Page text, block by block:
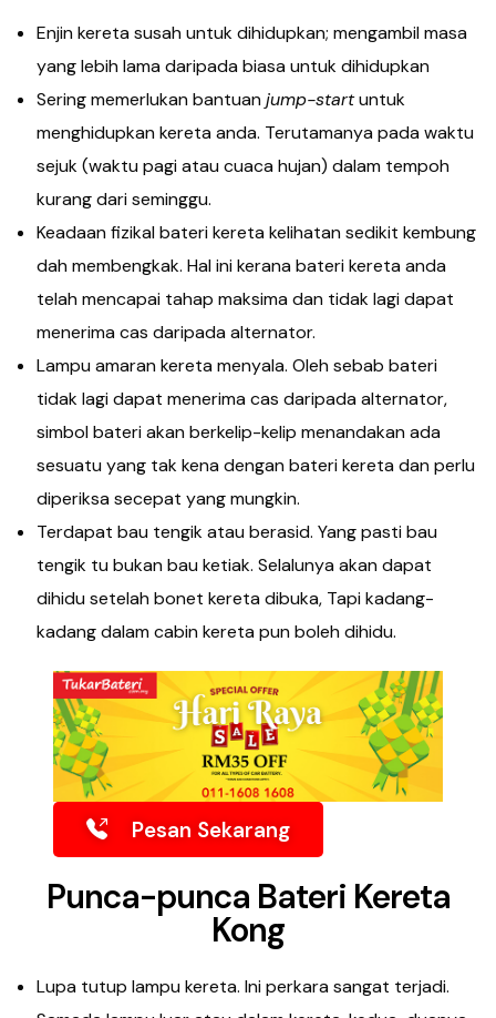
Enjin kereta susah untuk dihidupkan; mengambil masa
yang lebih lama daripada biasa untuk dihidupkan
Sering memerlukan bantuanjump-startuntuk
menghidupkan kereta anda. Terutamanya pada waktu
sejuk (waktu pagi atau cuaca hujan) dalam tempoh
kurang dari seminggu.
Keadaan fizikal bateri kereta kelihatan sedikit kembung
dah membengkak. Hal ini kerana bateri kereta anda
telah mencapai tahap maksima dan tidak lagi dapat
menerima cas daripada alternator.
Lampu amaran kereta menyala. Oleh sebab bateri
tidak lagi dapat menerima cas daripada alternator,
simbol bateri akan berkelip-kelip menandakan ada
sesuatu yang tak kena dengan bateri kereta dan perlu
diperiksa secepat yang mungkin.
Terdapat bau tengik atau berasid. Yang pasti bau
tengik tu bukan bau ketiak. Selalunya akan dapat
dihidu setelah bonet kereta dibuka, Tapi kadang-
kadang dalam cabin kereta pun boleh dihidu.
Pesan Sekarang
Punca-punca Bateri Kereta
Kong
Lupa tutup lampu kereta. Ini perkara sangat terjadi.